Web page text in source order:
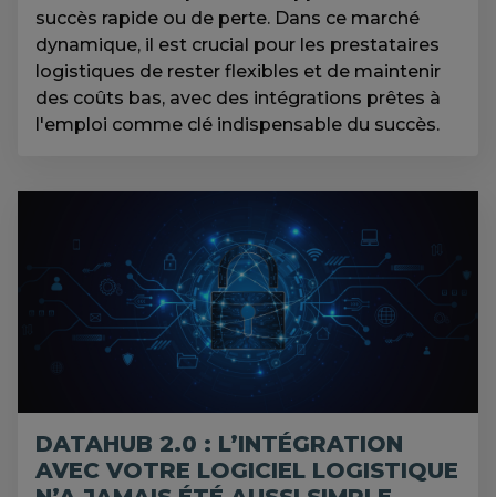
succès rapide ou de perte. Dans ce marché
dynamique, il est crucial pour les prestataires
logistiques de rester flexibles et de maintenir
des coûts bas, avec des intégrations prêtes à
l'emploi comme clé indispensable du succès.
DATAHUB 2.0 : L’INTÉGRATION
AVEC VOTRE LOGICIEL LOGISTIQUE